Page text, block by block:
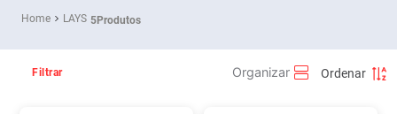
LAYS 5Produtos
Filtrar
1 º Fralda
3º